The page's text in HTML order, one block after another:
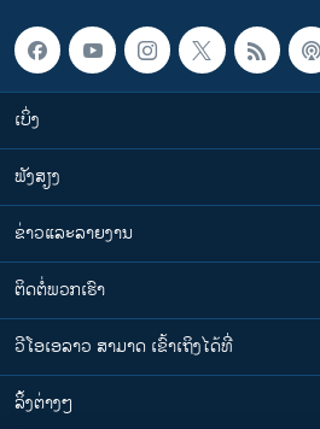
ເບິ່ງ
ຟັງສຽງ
ຂ່າວແລະລາຍງານ
ຕິດຕໍ່ພວກເຮົາ
ວີໂອເອລາວ ສາມາດ ເຂົ້າເຖິງໄດ້ທີ່
​ລິ້ງ​ຕ່າງໆ